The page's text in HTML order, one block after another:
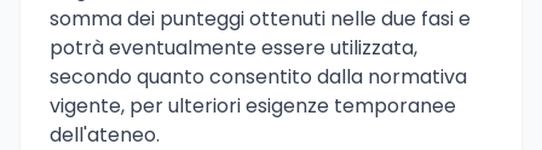
somma dei punteggi ottenuti nelle due fasi e
potrà eventualmente essere utilizzata,
secondo quanto consentito dalla normativa
vigente, per ulteriori esigenze temporanee
dell'ateneo.